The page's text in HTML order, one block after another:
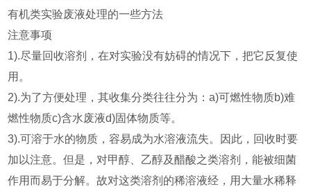
有机类实验废液处理的一些方法
注意事项
1).尽量回收溶剂，在对实验没有妨碍的情况下，把它反复使
用。
2).为了方便处理，其收集分类往往分为：a)可燃性物质b)难
燃性物质c)含水废液d)固体物质等。
3).可溶于水的物质，容易成为水溶液流失。因此，回收时要
加以注意。但是，对甲醇、乙醇及醋酸之类溶剂，能被细菌
作用而易于分解。故对这类溶剂的稀溶液经，用大量水稀释